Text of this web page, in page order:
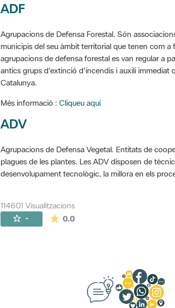
ADF
Agrupacions de Defensa Forestal. Són
municipis del seu àmbit territorial que tenen com
agrupacions de defensa forestal es van regular a
antics grups d'extinció d'incendis i auxili immediat
Catalunya.
Més informació : Cliqueu aquí
ADV
Agrupacions de Defensa Vegetal. Entitats de
plagues de les plantes. Les ADV disposen de
desenvolupament tecnològic, la millora en els
114601 Visualitzacions
- 0.0La mitjana de les valoracions